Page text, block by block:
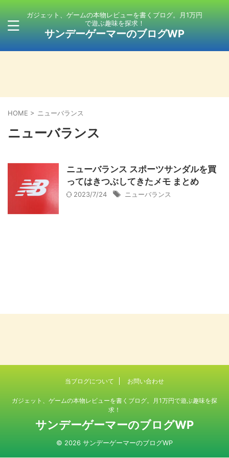
ガジェット、ゲームの本物レビューを書くブログ。月1万円
で遊ぶ趣味を探求！
サンデーゲーマーのブログWP
HOME > ニューバランス
ニューバランス
ニューバランス スポーツサンダルを買
ってはきつぶしてきたメモ まとめ
2023/7/24 ニューバランス
当ブログについて お問い合わせ
ガジェット、ゲームの本物レビューを書くブログ。月1万円で遊ぶ趣味を探
求！
サンデーゲーマーのブログWP
© 2026 サンデーゲーマーのブログWP